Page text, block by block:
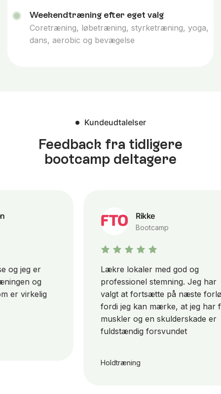
Weekendtræning efter eget valg
Coretræning, løbetræning, styrketræning, yoga,
dans, aerobic og bevægelse
Kundeudtalelser
Feedback fra tidligere
bootcamp deltagere
jeg er
og
virkelig
Rikke
Bootcamp
Lækre lokaler med god og
professionel stemning. Jeg har
valgt at fortsætte på næste forløb,
fordi jeg kan mærke, at jeg har fået
muskler og en skulderskade er
fuldstændig forsvundet
Holdtræning